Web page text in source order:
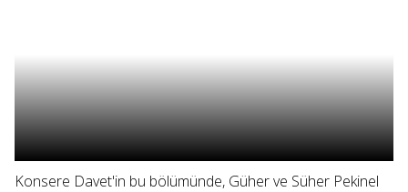
Konsere Davet'in bu bölümünde, Güher ve Süher Pekinel